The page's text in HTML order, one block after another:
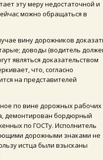
эту меру недостаточной и
можно обращаться в
вину дорожников
доводы (водитель
являться доказательством
что, согласно
на представителей
по вине дорожных рабочих
демонтирован бордюрный
по ГОСТу. Исполнитель
дорожными знаками не
истца были взысканы